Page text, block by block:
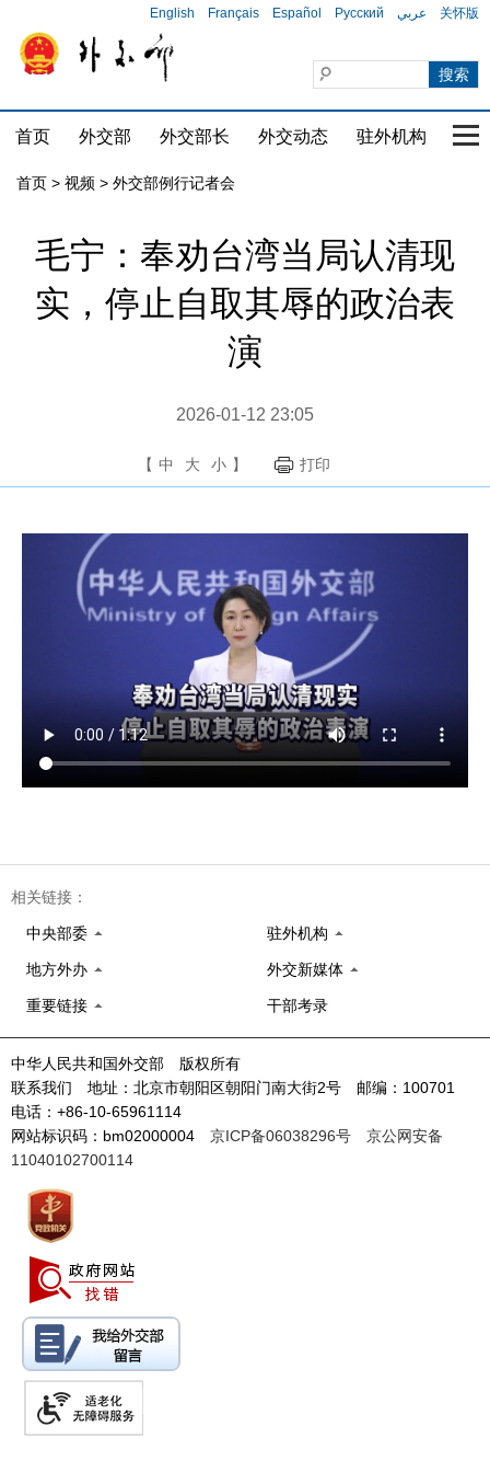
English Français Español Русский عربي 关怀版
首页 外交部 外交部长 外交动态 驻外机构 国
首页 > 视频 > 外交部例行记者会
毛宁：奉劝台湾当局认清现
实，停止自取其辱的政治表
演
2026-01-12 23:05
【 中 大 小 】 打印
相关链接：
中央部委 驻外机构
地方外办 外交新媒体
重要链接 干部考录
中华人民共和国外交部 版权所有
联系我们 地址：北京市朝阳区朝阳门南大街2号 邮编：100701
电话：+86-10-65961114
网站标识码：bm02000004 京ICP备06038296号
京公网安备
11040102700114